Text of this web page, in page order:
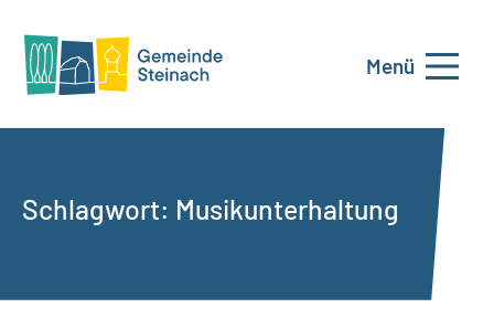
Menü
Schlagwort: Musikunterhaltung